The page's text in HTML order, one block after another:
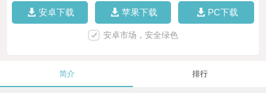
安卓下载 苹果下载 PC下载
安卓市场，安全绿色
简介 排行